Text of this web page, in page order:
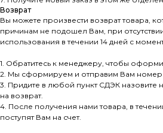
Возврат
Вы можете произвести возврат товара,
причинам не подошел Вам, при
использования в течении 14 дней с
1. Обратитесь к менеджеру, чтобы
2. Мы сформируем и отправим Вам номер
3. Придите в любой пункт СДЭК назовите
на возврат.
4. После получения нами товара, в
поступят Вам на счет.